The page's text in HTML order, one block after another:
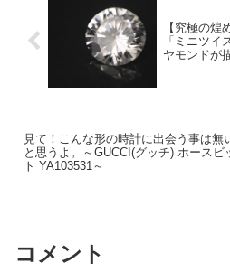
【究極の煌
「ミニツイ
ヤモンドが
見て！こんな形の時計に出会う事は無
と思うよ。～GUCCI(グッチ) ホースビ
ト YA103531～
コメント